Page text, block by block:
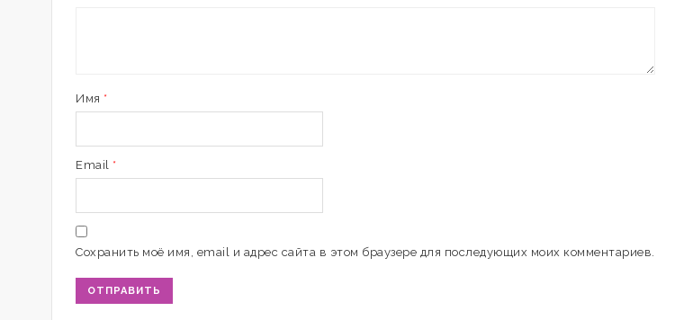
Имя *
Email *
Сохранить моё имя, email и адрес сайта в этом браузере для последующих моих комментариев.